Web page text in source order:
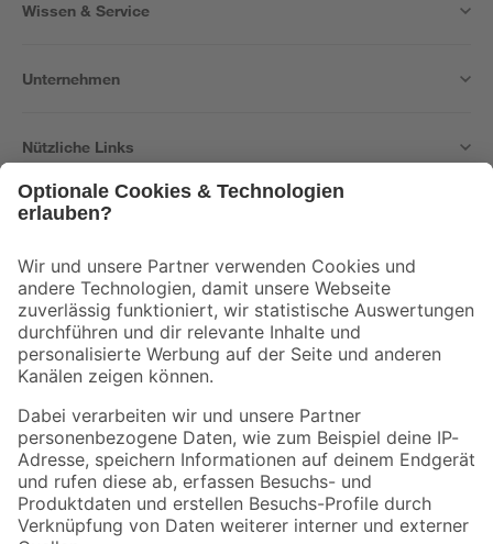
Wissen & Service
Unternehmen
Nützliche Links
Der toom Newsletter: Keine Angebote und Aktionen mehr verpassen!
Zur Newsletter Anmeldung
Folge uns
Zahlungsarten Versandarten